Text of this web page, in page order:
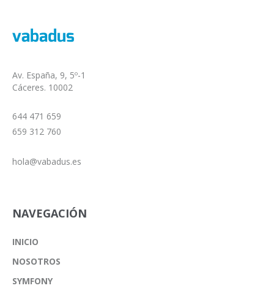
Av. España, 9, 5º-1
Cáceres. 10002
644 471 659
659 312 760
hola@vabadus.es
NAVEGACIÓN
INICIO
NOSOTROS
SYMFONY